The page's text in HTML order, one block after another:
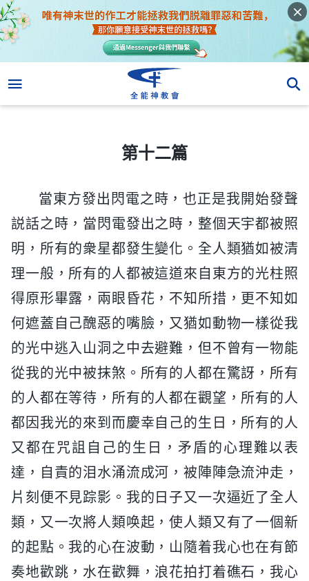
第十二篇
當東方發出閃電之時，也正是我開始發聲
説話之時，當閃電發出之時，整個天宇都被照
明，所有的衆星都發生變化。全人類猶如被清
理一般，所有的人都被這道來自東方的光柱照
得原形畢露，兩眼昏花，不知所措，更不知如
何遮蓋自己醜惡的嘴臉，又猶如動物一樣從我
的光中逃入山洞之中去避難，但不曾有一物能
從我的光中被抹煞。所有的人都在驚訝，所有
的人都在等待，所有的人都在觀望，所有的人
都因我光的來到而慶幸自己的生日，所有的人
又都在咒詛自己的生日，矛盾的心理難以表
達，自責的泪水涌流成河，被陣陣急流沖走，
片刻便不見踪影。我的日子又一次逼近了全人
類，又一次將人類唤起，使人類又有了一個新
的起點。我的心在波動，山隨着我心也在有節
奏地歡跳，水在歡舞，浪花拍打着礁石，我心